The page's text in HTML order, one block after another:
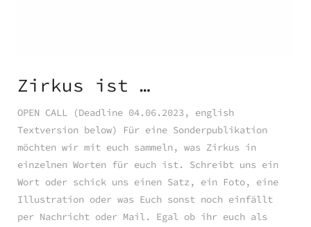
Zirkus ist …
OPEN CALL (Deadline 04.06.2023, english
Textversion below) Für eine Sonderpublikation
möchten wir mit euch sammeln, was Zirkus in
einzelnen Worten für euch ist. Schreibt uns ein
Wort oder schick uns einen Satz, ein Foto, eine
Illustration oder was Euch sonst noch einfällt
per Nachricht oder Mail. Egal ob ihr euch als